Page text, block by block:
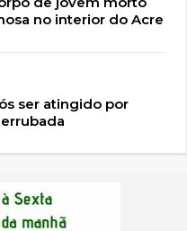
no interior do Acre
ser atingido por